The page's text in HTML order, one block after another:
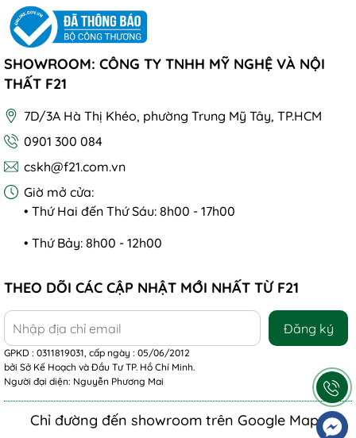
SHOWROOM: CÔNG TY TNHH MỸ NGHỆ VÀ NỘI
THẤT F21
7D/3A Hà Thị Khéo, phường Trung Mỹ Tây, TP.HCM
0901 300 084
cskh@f21.com.vn
Giờ mở cửa:
• Thứ Hai đến Thứ Sáu: 8h00 - 17h00
• Thứ Bảy: 8h00 - 12h00
THEO DÕI CÁC CẬP NHẬT MỚI NHẤT TỪ F21
Đăng ký
GPKD : 0311819031, cấp ngày : 05/06/2012
bởi Sở Kế Hoạch và Đầu Tư TP. Hồ Chí Minh.
Người đại diện: Nguyễn Phương Mai
Chỉ đường đến showroom trên Google Maps